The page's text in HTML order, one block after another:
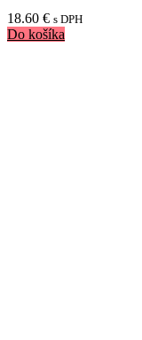
18.60 € s DPH
Do košíka